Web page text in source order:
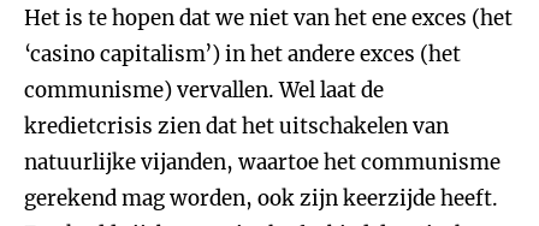
Het is te hopen dat we niet van het ene exces (het
‘casino capitalism’) in het andere exces (het
communisme) vervallen. Wel laat de
kredietcrisis zien dat het uitschakelen van
natuurlijke vijanden, waartoe het communisme
gerekend mag worden, ook zijn keerzijde heeft.